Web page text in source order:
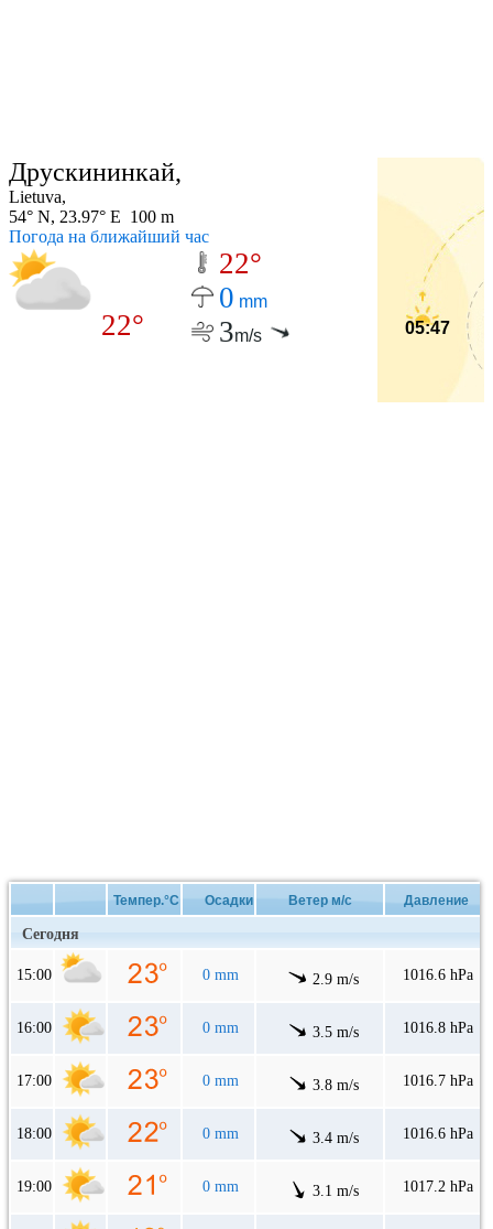
Друскининкай,
Lietuva,
54° N, 23.97° E 100 m
Погода на ближайший час
22°
22°
0 mm
3m/s 05:47
Темпер.°C Осадки Ветер м/с Давление
Сегодня
15:00 0 mm 2.9 m/s 1016.6 hPa
16:00 0 mm 3.5 m/s 1016.8 hPa
17:00 0 mm 3.8 m/s 1016.7 hPa
18:00 0 mm 3.4 m/s 1016.6 hPa
19:00 0 mm 3.1 m/s 1017.2 hPa